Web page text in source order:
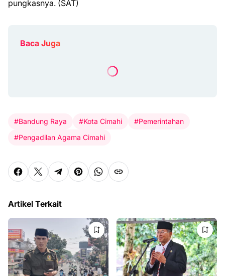
pungkasnya. (SAT)
Baca Juga
#Bandung Raya #Kota Cimahi
#Pemerintahan
#Pengadilan Agama Cimahi
Artikel Terkait